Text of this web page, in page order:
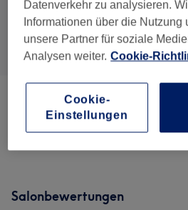
Alle
25)
Salonbewertungen
Datenverkehr zu analysieren.
Informationen über die Nutzung
unsere Partner für soziale
Analysen weiter. Cookie-
Cookie-
Einstellungen